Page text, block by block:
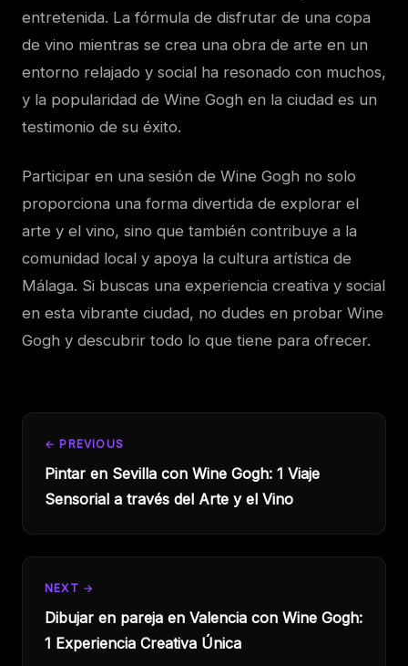
entretenida. La fórmula de disfrutar de una copa
de vino mientras se crea una obra de arte en un
entorno relajado y social ha resonado con muchos,
y la popularidad de Wine Gogh en la ciudad es un
testimonio de su éxito.
Participar en una sesión de Wine Gogh no solo
proporciona una forma divertida de explorar el
arte y el vino, sino que también contribuye a la
comunidad local y apoya la cultura artística de
Málaga. Si buscas una experiencia creativa y social
en esta vibrante ciudad, no dudes en probar Wine
Gogh y descubrir todo lo que tiene para ofrecer.
← PREVIOUS
Pintar en Sevilla con Wine Gogh: 1 Viaje
Sensorial a través del Arte y el Vino
NEXT →
Dibujar en pareja en Valencia con Wine Gogh:
1 Experiencia Creativa Única